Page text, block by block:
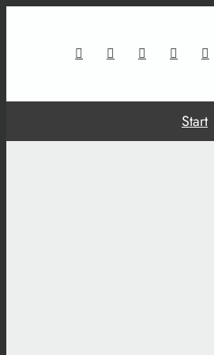
Start